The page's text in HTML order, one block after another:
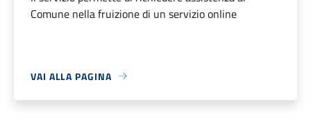
Comune nella fruizione di un servizio online
VAI ALLA PAGINA